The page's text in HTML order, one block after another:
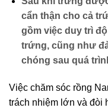
cẩn thận cho cả
gồm việc duy trì
trứng, cũng như
chóng sau quá
Việc chăm sóc rồng
trách nhiệm lớn và đòi